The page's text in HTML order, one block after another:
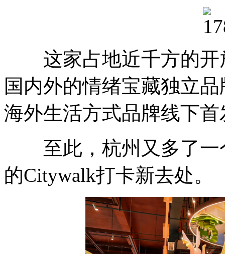
这家占地近千方的开
国内外的情绪宝藏独立
海外生活方式品牌线下首
至此，杭州又多了一
的Citywalk打卡新去处。